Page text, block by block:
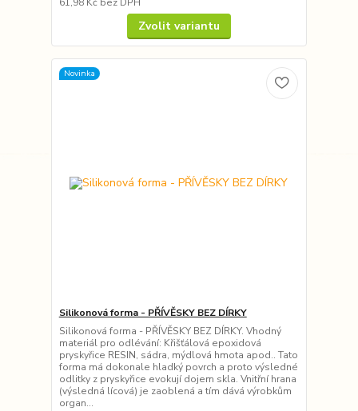
Zvolit variantu
Novinka
Silikonová forma - PŘÍVĚSKY BEZ DÍRKY
Silikonová forma - PŘÍVĚSKY BEZ DÍRKY. Vhodný
materiál pro odlévání: Křišťálová epoxidová
pryskyřice RESIN, sádra, mýdlová hmota apod.. Tato
forma má dokonale hladký povrch a proto výsledné
odlitky z pryskyřice evokují dojem skla. Vnitřní hrana
(výsledná lícová) je zaoblená a tím dává výrobkům
organ...